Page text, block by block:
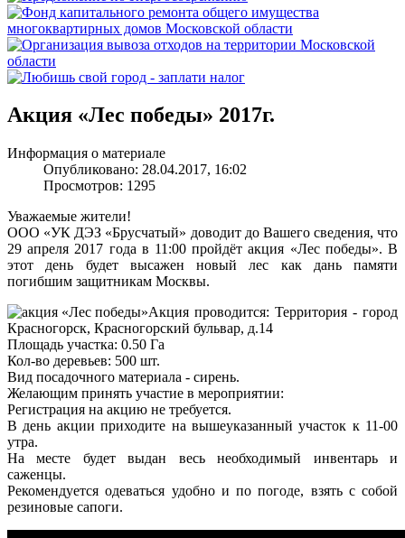
Акция «Лес победы» 2017г.
Информация о материале
Опубликовано: 28.04.2017, 16:02
Просмотров: 1295
Уважаемые жители!
ООО «УК ДЭЗ «Брусчатый» доводит до Вашего сведения, что
29 апреля 2017 года в 11:00 пройдёт акция «Лес победы». В
этот день будет высажен новый лес как дань памяти
погибшим защитникам Москвы.
Акция проводится: Территория - город
Красногорск, Красногорский бульвар, д.14
Площадь участка: 0.50 Га
Кол-во деревьев: 500 шт.
Вид посадочного материала - сирень.
Желающим принять участие в мероприятии:
Регистрация на акцию не требуется.
В день акции приходите на вышеуказанный участок к 11-00
утра.
На месте будет выдан весь необходимый инвентарь и
саженцы.
Рекомендуется одеваться удобно и по погоде, взять с собой
резиновые сапоги.